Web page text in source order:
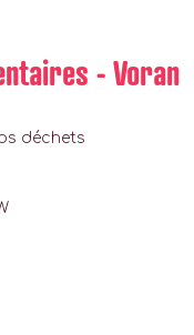
- Voran
déchets